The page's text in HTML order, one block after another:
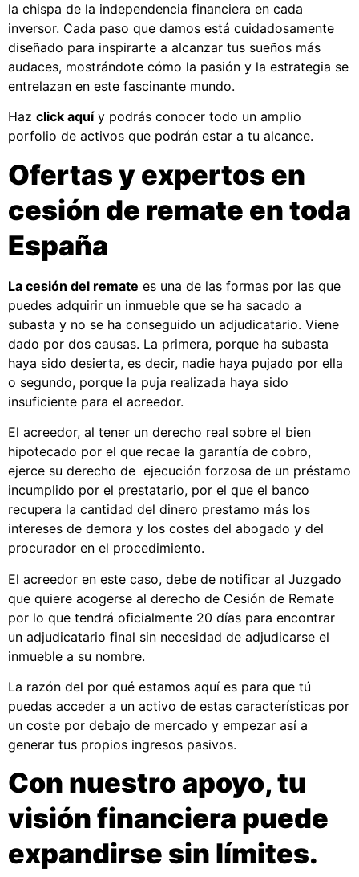
la chispa de la independencia financiera en cada
inversor. Cada paso que damos está cuidadosamente
diseñado para inspirarte a alcanzar tus sueños más
audaces, mostrándote cómo la pasión y la estrategia se
entrelazan en este fascinante mundo.
Haz click aquíy podrás conocer todo un amplio
porfolio de activos que podrán estar a tu alcance.
Ofertas y expertos en
cesión de remate en toda
España
La cesión del remate es una de las formas por las que
puedes adquirir un inmueble que se ha sacado a
subasta y no se ha conseguido un adjudicatario. Viene
dado por dos causas. La primera, porque ha subasta
haya sido desierta, es decir, nadie haya pujado por ella
o segundo, porque la puja realizada haya sido
insuficiente para el acreedor.
El acreedor, al tener un derecho real sobre el bien
hipotecado por el que recae la garantía de cobro,
ejerce su derecho de ejecución forzosa de un préstamo
incumplido por el prestatario, por el que el banco
recupera la cantidad del dinero prestamo más los
intereses de demora y los costes del abogado y del
procurador en el procedimiento.
El acreedor en este caso, debe de notificar al Juzgado
que quiere acogerse al derecho de Cesión de Remate
por lo que tendrá oficialmente 20 días para encontrar
un adjudicatario final sin necesidad de adjudicarse el
inmueble a su nombre.
La razón del por qué estamos aquí es para que tú
puedas acceder a un activo de estas características por
un coste por debajo de mercado y empezar así a
generar tus propios ingresos pasivos.
Con nuestro apoyo, tu
visión financiera puede
expandirse sin límites.